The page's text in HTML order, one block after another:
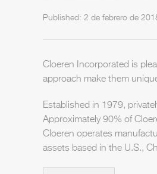
Published: 2 de febrero de
Cloeren Incorporated is
approach make them
Established in 1979,
Approximately 90% of
Cloeren operates
assets based in the U.S.,